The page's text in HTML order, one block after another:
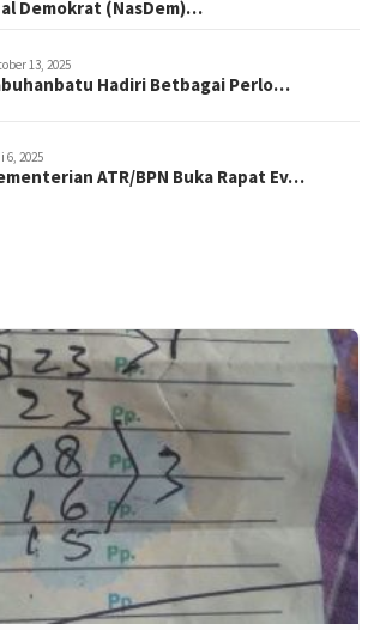
Demokrat (NasDem)…
13, 2025
Hadiri Betbagai Perlo…
6, 2025
ATR/BPN Buka Rapat Ev…